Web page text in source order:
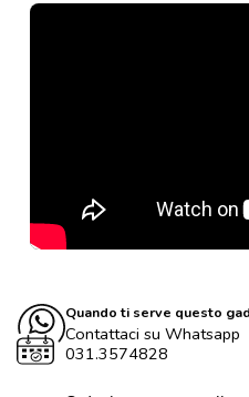
Quando ti serve questo
Contattaci su Whatsapp
031.3574828